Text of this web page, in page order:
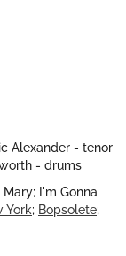
Alexander - tenor
- drums
Mary; I'm Gonna
York; Bopsolete;